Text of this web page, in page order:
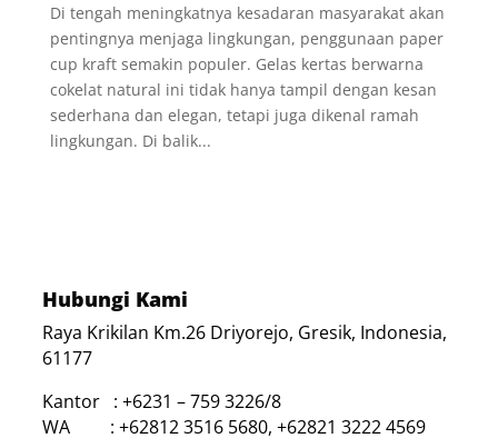
Di tengah meningkatnya kesadaran masyarakat akan
pentingnya menjaga lingkungan, penggunaan paper
cup kraft semakin populer. Gelas kertas berwarna
cokelat natural ini tidak hanya tampil dengan kesan
sederhana dan elegan, tetapi juga dikenal ramah
lingkungan. Di balik...
Hubungi Kami
Raya Krikilan Km.26 Driyorejo, Gresik, Indonesia,
61177
Kantor : +6231 – 759 3226/8
WA : +62812 3516 5680, +62821 3222 4569